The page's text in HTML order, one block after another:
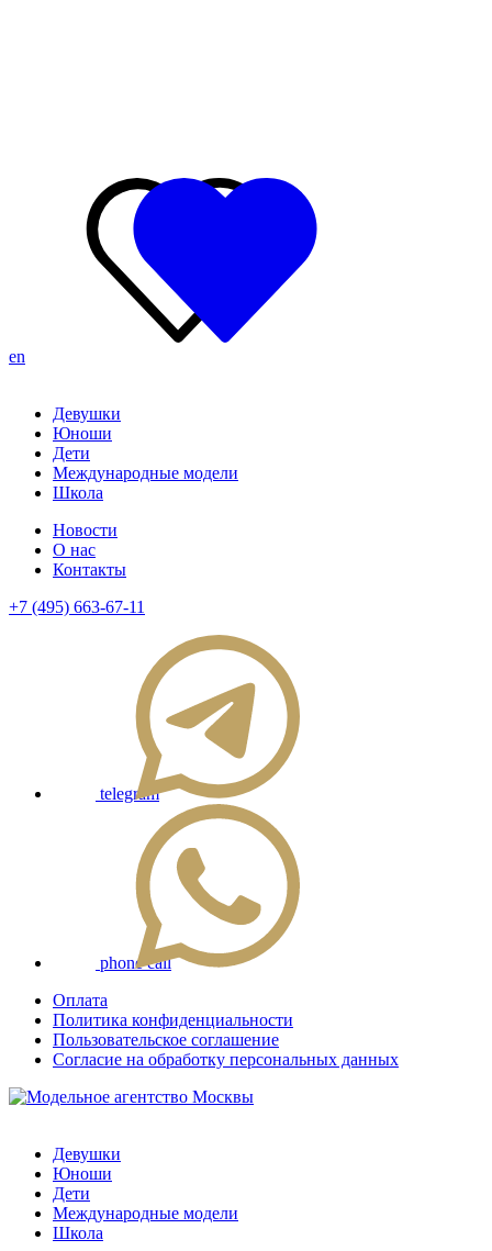
en
Девушки
Юноши
Дети
Международные модели
Школа
Новости
О нас
Контакты
+7 (495) 663-67-11
telegram
phone call
Оплата
Политика конфиденциальности
Пользовательское соглашение
Согласие на обработку персональных данных
Девушки
Юноши
Дети
Международные модели
Школа